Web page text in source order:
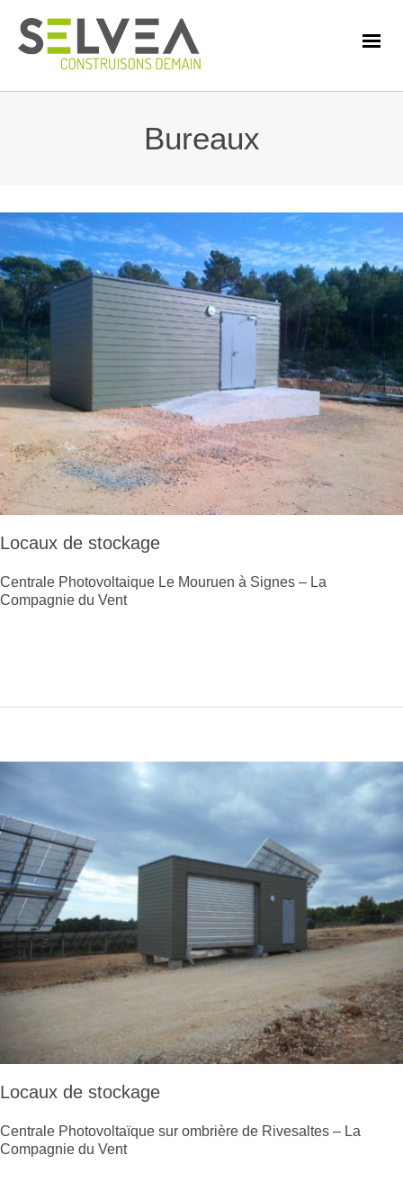
Bureaux
Locaux de stockage
Centrale Photovoltaique Le Mouruen à Signes – La
Compagnie du Vent
Locaux de stockage
Centrale Photovoltaïque sur ombrière de Rivesaltes – La
Compagnie du Vent